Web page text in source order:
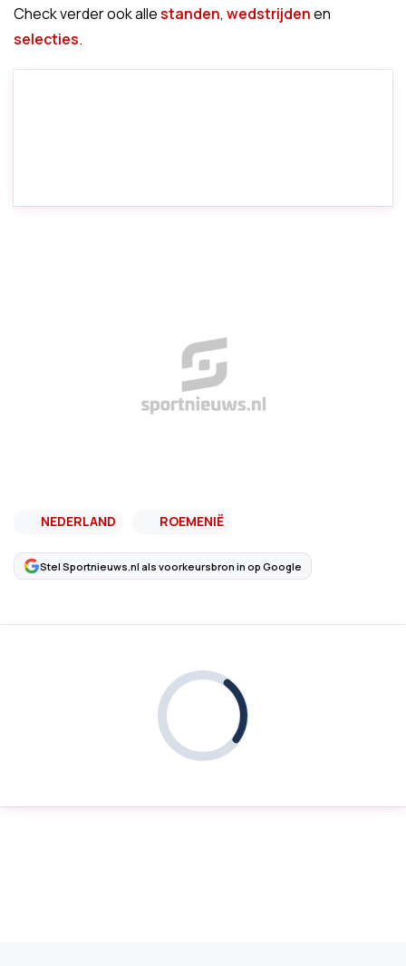
Check verder ook allestanden, wedstrijdenen
selecties.
NEDERLAND ROEMENIË
Stel Sportnieuws.nl als voorkeursbron in op Google